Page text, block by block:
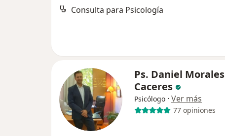
Consulta para Psicología
Ps. Daniel Morales
Caceres
Psicólogo · Ver más
77 opiniones